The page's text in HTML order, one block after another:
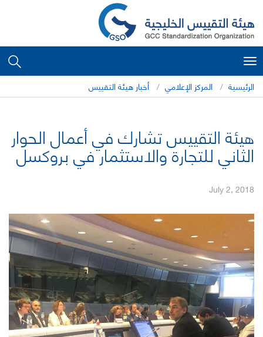
Toggle
navigation
الرئيسية المركز الإعلامي أخبار هيئة التقييس
هيئة التقييس تشارك في أعمال الحوار
الثاني للتجارة والاستثمار في بروكسل
July 2, 2018